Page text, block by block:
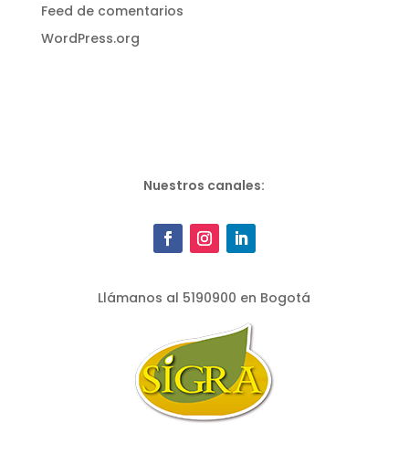
Feed de comentarios
WordPress.org
Nuestros canales:
Llámanos al 5190900 en Bogotá